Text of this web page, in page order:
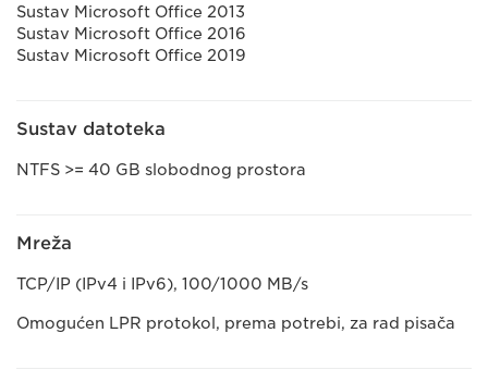
Sustav Microsoft Office 2013
Sustav Microsoft Office 2016
Sustav Microsoft Office 2019
Sustav datoteka
NTFS >= 40 GB slobodnog prostora
Mreža
TCP/IP (IPv4 i IPv6), 100/1000 MB/s
Omogućen LPR protokol, prema potrebi, za rad pisača